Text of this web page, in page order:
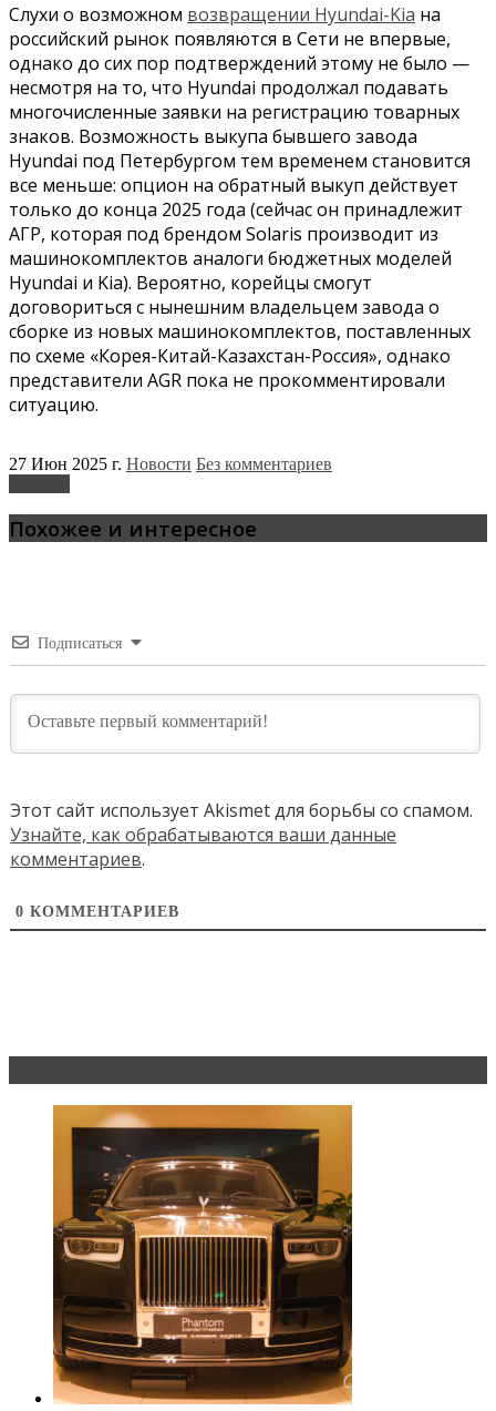
Слухи о возможном возвращении Hyundai-Kia на
российский рынок появляются в Сети не впервые,
однако до сих пор подтверждений этому не было —
несмотря на то, что Hyundai продолжал подавать
многочисленные заявки на регистрацию товарных
знаков. Возможность выкупа бывшего завода
Hyundai под Петербургом тем временем становится
все меньше: опцион на обратный выкуп действует
только до конца 2025 года (сейчас он принадлежит
АГР, которая под брендом Solaris производит из
машинокомплектов аналоги бюджетных моделей
Hyundai и Kia). Вероятно, корейцы смогут
договориться с нынешним владельцем завода о
сборке из новых машинокомплектов, поставленных
по схеме «Корея-Китай-Казахстан-Россия», однако
представители AGR пока не прокомментировали
ситуацию.
27 Июн 2025 г. Новости Без комментариев
Похожее и интересное
Подписаться
Этот сайт использует Akismet для борьбы со спамом.
Узнайте, как обрабатываются ваши данные
комментариев.
0 КОММЕНТАРИЕВ